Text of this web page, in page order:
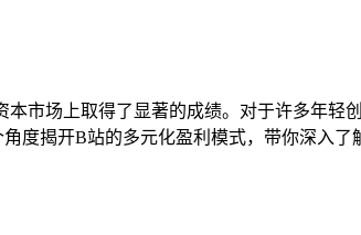
市场上取得了显著的成绩。对于许多年轻
度揭开B站的多元化盈利模式，带你深入了